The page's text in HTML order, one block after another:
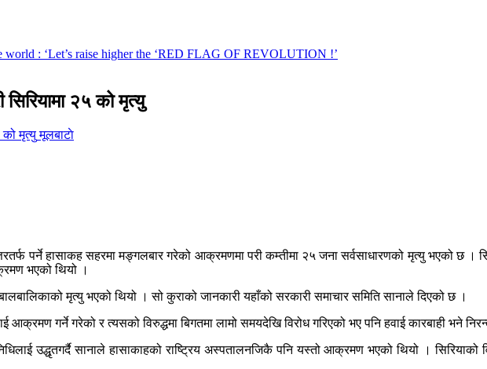
२५ को मृत्यु
मूलबाटाे
पर्ने हासाकह सहरमा मङ्गलबार गरेको आक्रमणमा परी कम्तीमा २५ जना सर्वसाधारणको मृत्यु भएको छ ।
भएको थियो ।
मृत्यु भएको थियो । सो कुराको जानकारी यहाँको सरकारी समाचार समिति सानाले दिएको छ ।
आक्रमण गर्ने गरेको र त्यसको विरुद्धमा बिगतमा लामो समयदेखि विरोध गरिएको भए पनि हवाई कारबाही भने
उद्धृतगर्दै सानाले हासाकाहको राष्ट्रिय अस्पतालनजिकै पनि यस्तो आक्रमण भएको थियो ।